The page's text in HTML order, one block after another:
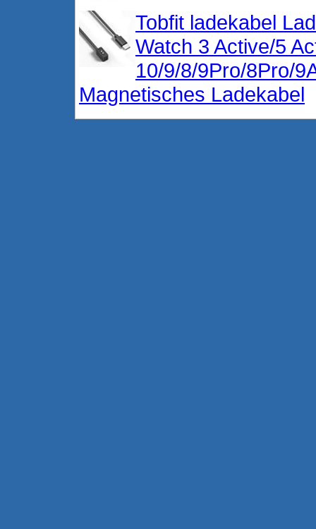
Tobfit ladekabel
Watch 3 Active/5
10/9/8/9Pro/8Pro/
Magnetisches Ladekabel